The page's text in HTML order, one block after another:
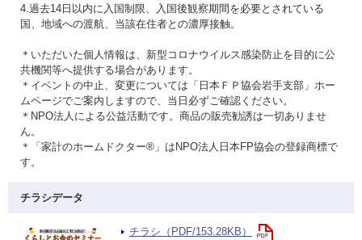
4.過去14日以内に入国制限、入国後観察期間を必要とされている
国、地域への渡航、当該在住者との濃厚接触。
＊いただいた個人情報は、新型コロナウイルス感染防止を目的に公
共機関等へ提供する場合があります。
＊イベントの中止、変更については「日本ＦＰ協会岩手支部」ホー
ムページでご案内しますので、当日必ずご確認ください。
＊NPO法人による公益活動です。商品の販売勧誘は一切ありませ
ん。
＊「家計のホームドクター®」はNPO法人日本FP協会の登録商標で
す。
チラシデータ
チラシ（PDF/153.28KB）